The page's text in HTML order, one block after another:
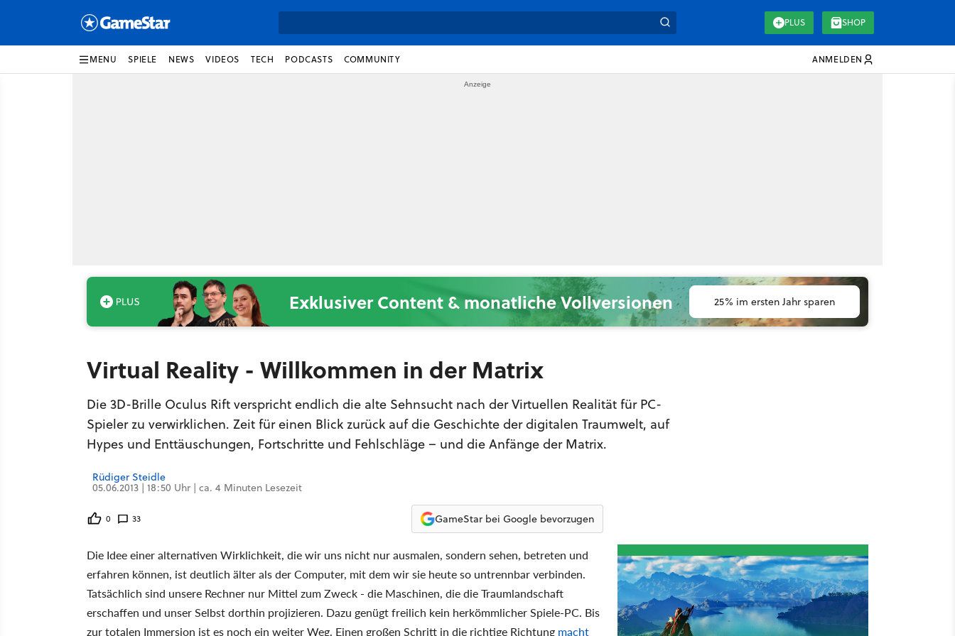
PLUS SHOP
MENU SPIELE NEWS VIDEOS TECH PODCASTS COMMUNITY ANMELDEN
Exklusiver Content & monatliche Vollversionen 25% im ersten Jahr sparen
Virtual Reality - Willkommen in der Matrix
Die 3D-Brille Oculus Rift verspricht endlich die alte Sehnsucht nach der Virtuellen Realität für PC-
Spieler zu verwirklichen. Zeit für einen Blick zurück auf die Geschichte der digitalen Traumwelt, auf
Hypes und Enttäuschungen, Fortschritte und Fehlschläge – und die Anfänge der Matrix.
Rüdiger Steidle
05.06.2013 | 18:50 Uhr | ca. 4 Minuten Lesezeit
0 33 GameStar bei Google bevorzugen
Die Idee einer alternativen Wirklichkeit, die wir uns nicht nur ausmalen, sondern sehen, betreten und
erfahren können, ist deutlich älter als der Computer, mit dem wir sie heute so untrennbar verbinden.
Tatsächlich sind unsere Rechner nur Mittel zum Zweck - die Maschinen, die die Traumlandschaft
erschaffen und unser Selbst dorthin projizieren. Dazu genügt freilich kein herkömmlicher Spiele-PC. Bis
zur totalen Immersion ist es noch ein weiter Weg. Einen großen Schritt in die richtige Richtung macht